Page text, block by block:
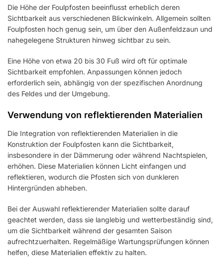
Die Höhe der Foulpfosten beeinflusst erheblich deren
Sichtbarkeit aus verschiedenen Blickwinkeln. Allgemein sollten
Foulpfosten hoch genug sein, um über den Außenfeldzaun und
nahegelegene Strukturen hinweg sichtbar zu sein.
Eine Höhe von etwa 20 bis 30 Fuß wird oft für optimale
Sichtbarkeit empfohlen. Anpassungen können jedoch
erforderlich sein, abhängig von der spezifischen Anordnung
des Feldes und der Umgebung.
Verwendung von reflektierenden Materialien
Die Integration von reflektierenden Materialien in die
Konstruktion der Foulpfosten kann die Sichtbarkeit,
insbesondere in der Dämmerung oder während Nachtspielen,
erhöhen. Diese Materialien können Licht einfangen und
reflektieren, wodurch die Pfosten sich von dunkleren
Hintergründen abheben.
Bei der Auswahl reflektierender Materialien sollte darauf
geachtet werden, dass sie langlebig und wetterbeständig sind,
um die Sichtbarkeit während der gesamten Saison
aufrechtzuerhalten. Regelmäßige Wartungsprüfungen können
helfen, diese Materialien effektiv zu halten.